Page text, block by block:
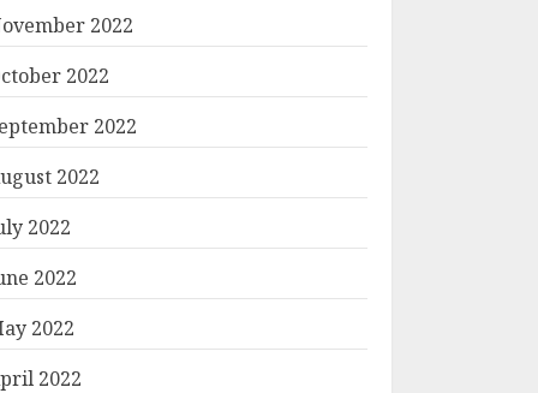
2022
2022
2022
2022
2022
2022
2022
2022